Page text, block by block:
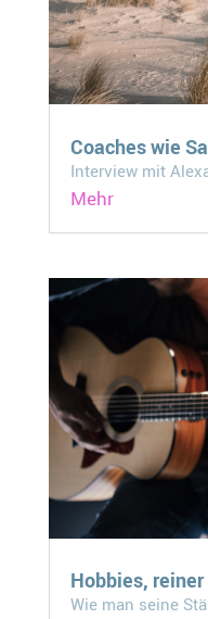
Coaches wie
Interview mit
Mehr
Hobbies,
Wie man seine